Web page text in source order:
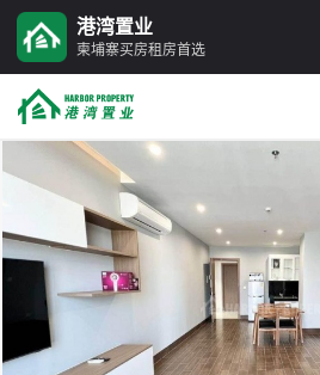
港湾置业
柬埔寨买房租房首选